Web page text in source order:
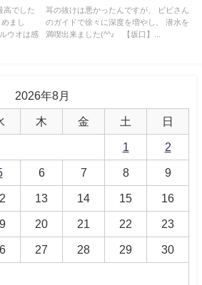
高でした
まし
ウオは感
耳の抜けは悪かったんですが、 ビビさん
のガイドで徐々に深度を増やし、 潜水を
満喫出来ました(^^♪ 【坂口】...
2026年8月
木 金 土 日
1 2
6 7 8 9
13 14 15 16
20 21 22 23
27 28 29 30